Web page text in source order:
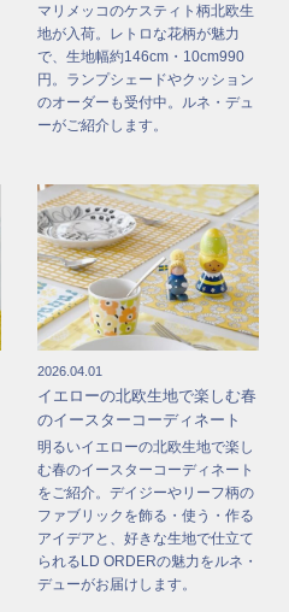
マリメッコのケスティト柄北欧生
地が入荷。レトロな花柄が魅力
で、生地幅約146cm・10cm990
円。ランプシェードやクッション
のオーダーも受付中。ルネ・デュ
ーがご紹介します。
2026.04.01
イエローの北欧生地で楽しむ春
のイースターコーディネート
明るいイエローの北欧生地で楽し
む春のイースターコーディネート
をご紹介。デイジーやリーフ柄の
ファブリックを飾る・使う・作る
アイデアと、好きな生地で仕立て
られるLD ORDERの魅力をルネ・
デューがお届けします。